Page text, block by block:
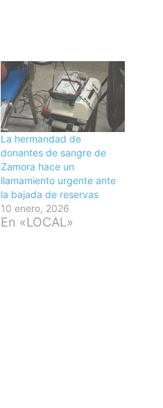
La hermandad de
donantes de sangre de
Zamora hace un
llamamiento urgente ante
la bajada de reservas
10 enero, 2026
En «LOCAL»